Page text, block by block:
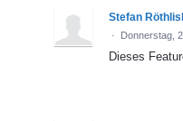
Stefan
· Donnerstag,
Dieses